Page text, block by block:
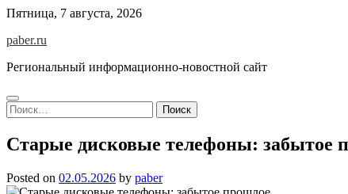
Skip
content
Пятница, 7 августа, 2026
paber.ru
Региональный информационно-новостной сайт
Найти:
Старые дисковые телефоны: забытое
Posted on 02.05.2026 by paber